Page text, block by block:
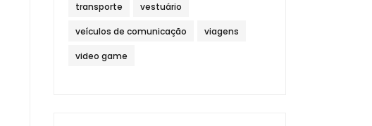
transporte vestuário
veículos de comunicação viagens
video game